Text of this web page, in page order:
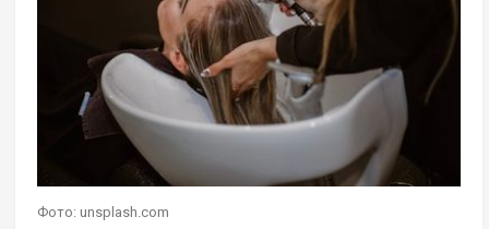
Фото: unsplash.com